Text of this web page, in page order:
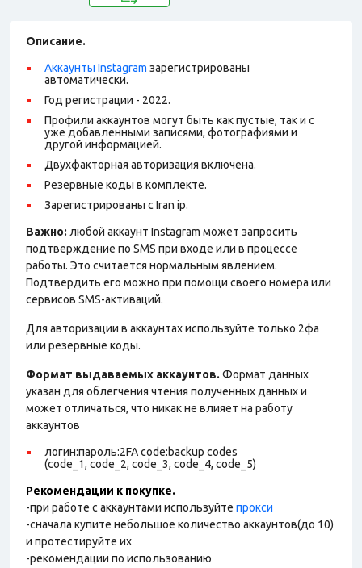
Описание.
Аккаунты Instagram зарегистрированы
автоматически.
Год регистрации - 2022.
Профили аккаунтов могут быть как пустые, так и с
уже добавленными записями, фотографиями и
другой информацией.
Двухфакторная авторизация включена.
Резервные коды в комплекте.
Зарегистрированы с Iran ip.
Важно: любой аккаунт Instagram может запросить
подтверждение по SMS при входе или в процессе
работы. Это считается нормальным явлением.
Подтвердить его можно при помощи своего номера или
сервисов SMS-активаций.
Для авторизации в аккаунтах используйте только 2фа
или резервные коды.
Формат выдаваемых аккаунтов. Формат данных
указан для облегчения чтения полученных данных и
может отличаться, что никак не влияет на работу
аккаунтов
логин:пароль:2FA code:backup codes
(code_1, code_2, code_3, code_4, code_5)
Рекомендации к покупке.
-при работе с аккаунтами используйте прокси
-сначала купите небольшое количество аккаунтов(до 10)
и протестируйте их
-рекомендации по использованию